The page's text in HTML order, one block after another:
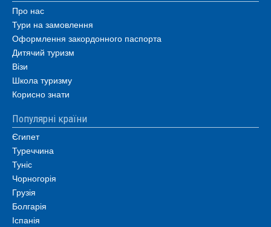
Про нас
Тури на замовлення
Оформлення закордонного паспорта
Дитячий туризм
Візи
Школа туризму
Корисно знати
Популярні країни
Єгипет
Туреччина
Туніс
Чорногорія
Грузія
Болгарія
Іспанія